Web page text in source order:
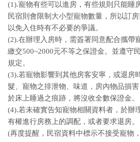
(1).寵物有些可以進房，有些規則只能睡
民宿則會限制大小型寵物數量，所以訂
以免入住時有不必要的爭議。
(2).在辦理入房時，需簽署同意配合攜帶
繳交500~2000元不等之保證金。並遵守
規定。
(3).若寵物影響到其他房客安寧，或退房
髮、寵物之排泄物、味道，房內物品損
於床上睡過之痕跡，將沒收全數保證金。
(4).若未確實告知寵物相關資料者，於辦
有權進行房務上的調配，或者要求退房。
(再度提醒，民宿資料中標示不接受寵物